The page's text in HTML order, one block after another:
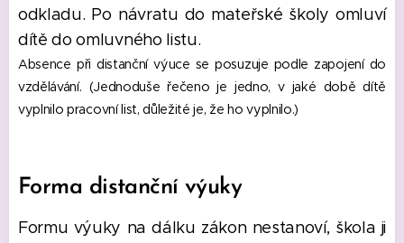
odkladu. Po návratu do mateřské školy omluví
dítě do omluvného listu.
Absence při distanční výuce se posuzuje podle zapojení do
vzdělávání. (Jednoduše řečeno je jedno, v jaké době dítě
vyplnilo pracovní list, důležité je, že ho vyplnilo.)
Forma distanční výuky
Formu výuky na dálku zákon nestanoví, škola ji